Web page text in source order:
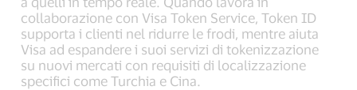
collaborazione con Visa Token Service, Token ID
supporta i clienti nel ridurre le frodi, mentre aiuta
Visa ad espandere i suoi servizi di tokenizzazione
su nuovi mercati con requisiti di localizzazione
specifici come Turchia e Cina.